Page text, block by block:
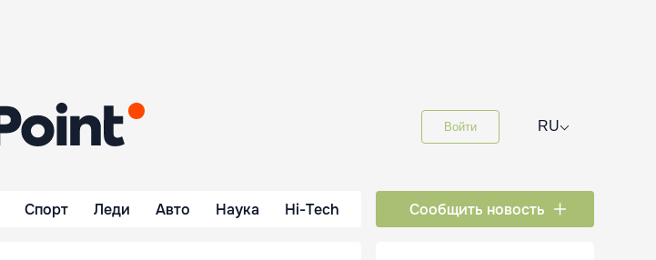
Войти RU⌵
Спорт Леди Авто Наука Hi-Tech Сообщить новость